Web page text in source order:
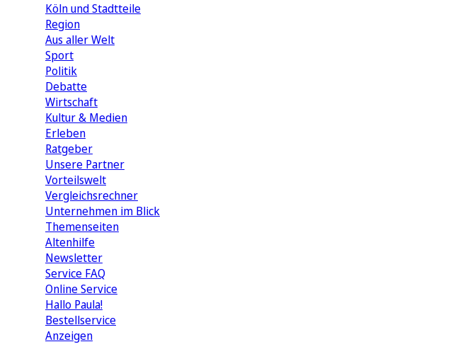
Köln und Stadtteile
Region
Aus aller Welt
Sport
Politik
Debatte
Wirtschaft
Kultur & Medien
Erleben
Ratgeber
Unsere Partner
Vorteilswelt
Vergleichsrechner
Unternehmen im Blick
Themenseiten
Altenhilfe
Newsletter
Service FAQ
Online Service
Hallo Paula!
Bestellservice
Anzeigen